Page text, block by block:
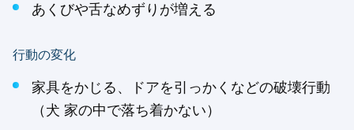
あくびや舌なめずりが増える
行動の変化
家具をかじる、ドアを引っかくなどの破壊行動
（犬 家の中で落ち着かない）